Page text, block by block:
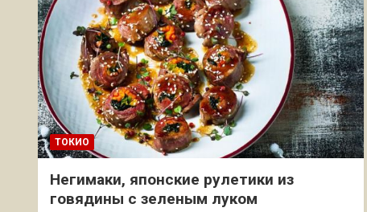
ТОКИО
Негимаки, японские рулетики из
говядины с зеленым луком